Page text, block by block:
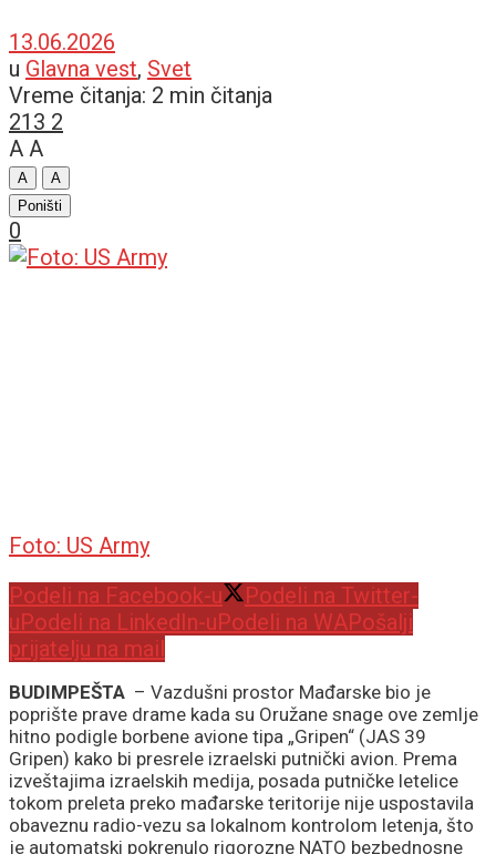
13.06.2026
u Glavna vest, Svet
Vreme čitanja: 2 min čitanja
213 2
A A
A
A
Poništi
0
Foto: US Army
Podeli na Facebook-u
Podeli na Twitter-
uPodeli na LinkedIn-uPodeli na WAPošalji
prijatelju na mail
BUDIMPEŠTA – Vazdušni prostor Mađarske bio je
poprište prave drame kada su Oružane snage ove zemlje
hitno podigle borbene avione tipa „Gripen“ (JAS 39
Gripen) kako bi presrele izraelski putnički avion. Prema
izveštajima izraelskih medija, posada putničke letelice
tokom preleta preko mađarske teritorije nije uspostavila
obaveznu radio-vezu sa lokalnom kontrolom letenja, što
je automatski pokrenulo rigorozne NATO bezbednosne